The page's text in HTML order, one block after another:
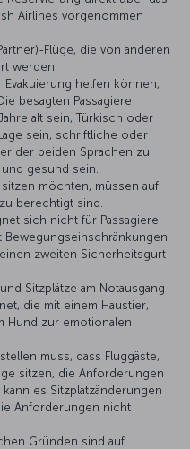
Airlines vorgenommen
Flüge, die von anderen
werden.
Evakuierung helfen können,
besagten Passagiere
alt sein, Türkisch oder
sein, schriftliche oder
der beiden Sprachen zu
gesund sein.
sitzen möchten, müssen auf
berechtigt sind.
sich nicht für Passagiere
Bewegungseinschränkungen
zweiten Sicherheitsgurt
Sitzplätze am Notausgang
die mit einem Haustier,
Hund zur emotionalen
muss, dass Fluggäste,
sitzen, die Anforderungen
es Sitzplatzänderungen
Anforderungen nicht
Gründen sind auf